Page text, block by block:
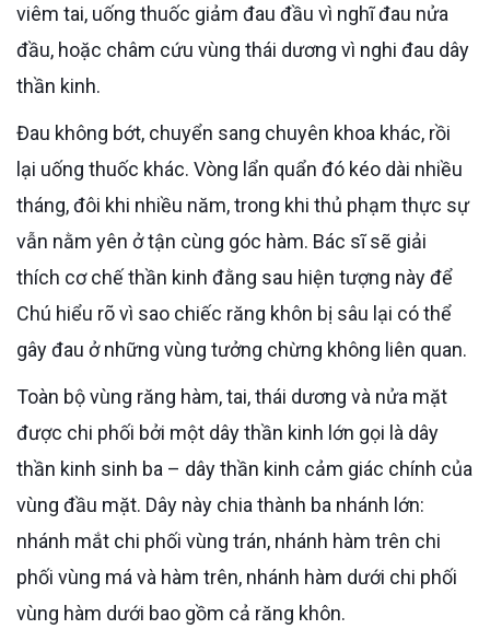
viêm tai, uống thuốc giảm đau đầu vì nghĩ đau nửa
đầu, hoặc châm cứu vùng thái dương vì nghi đau dây
thần kinh.
Đau không bớt, chuyển sang chuyên khoa khác, rồi
lại uống thuốc khác. Vòng lẩn quẩn đó kéo dài nhiều
tháng, đôi khi nhiều năm, trong khi thủ phạm thực sự
vẫn nằm yên ở tận cùng góc hàm. Bác sĩ sẽ giải
thích cơ chế thần kinh đằng sau hiện tượng này để
Chú hiểu rõ vì sao chiếc răng khôn bị sâu lại có thể
gây đau ở những vùng tưởng chừng không liên quan.
Toàn bộ vùng răng hàm, tai, thái dương và nửa mặt
được chi phối bởi một dây thần kinh lớn gọi là dây
thần kinh sinh ba – dây thần kinh cảm giác chính của
vùng đầu mặt. Dây này chia thành ba nhánh lớn:
nhánh mắt chi phối vùng trán, nhánh hàm trên chi
phối vùng má và hàm trên, nhánh hàm dưới chi phối
vùng hàm dưới bao gồm cả răng khôn.